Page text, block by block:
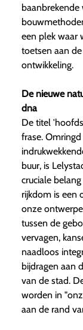
een plek waar
toetsen aan
ontwikkeling.
De nieuwe
dna
De titel
frase.
buur, is
cruciale
rijkdom is een
onze
tussen de
vervagen,
naadloos
bijdragen aan
van de stad.
worden in
aan de rand